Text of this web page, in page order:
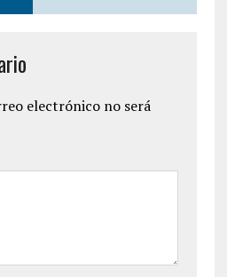
electrónico no será